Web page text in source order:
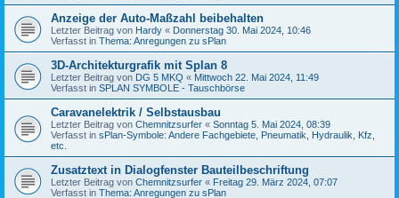
Anzeige der Auto-Maßzahl beibehalten
Letzter Beitrag von Hardy « Donnerstag 30. Mai 2024, 10:46
Verfasst in Thema: Anregungen zu sPlan
3D-Architekturgrafik mit Splan 8
Letzter Beitrag von DG 5 MKQ « Mittwoch 22. Mai 2024, 11:49
Verfasst in SPLAN SYMBOLE - Tauschbörse
Caravanelektrik / Selbstausbau
Letzter Beitrag von Chemnitzsurfer « Sonntag 5. Mai 2024, 08:39
Verfasst in sPlan-Symbole: Andere Fachgebiete, Pneumatik, Hydraulik, Kfz,
etc.
Zusatztext in Dialogfenster Bauteilbeschriftung
Letzter Beitrag von Chemnitzsurfer « Freitag 29. März 2024, 07:07
Verfasst in Thema: Anregungen zu sPlan